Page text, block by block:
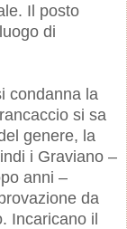
Il posto
di
condanna la
si sa
genere, la
i Graviano –
anni –
da
Incaricano il